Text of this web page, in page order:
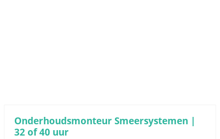
Onderhoudsmonteur Smeersystemen |
32 of 40 uur